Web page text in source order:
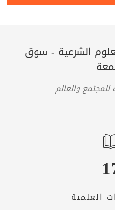
الشرعية - سوق
للمجتمع والعالم
العلمية